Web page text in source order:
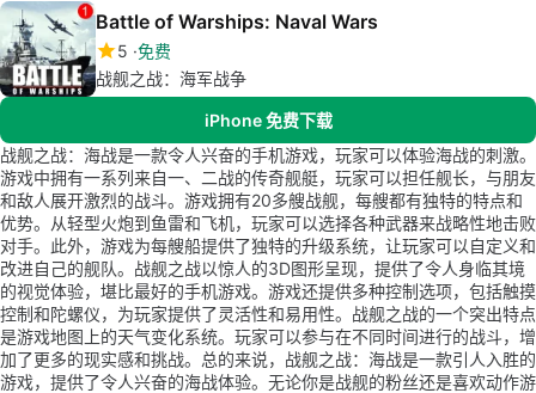
Battle of Warships: Naval Wars
5 免费
战舰之战：海军战争
iPhone 免费下载
战舰之战：海战是一款令人兴奋的手机游戏，玩家可以体验海战的刺激。
游戏中拥有一系列来自一、二战的传奇舰艇，玩家可以担任舰长，与朋友
和敌人展开激烈的战斗。游戏拥有20多艘战舰，每艘都有独特的特点和
优势。从轻型火炮到鱼雷和飞机，玩家可以选择各种武器来战略性地击败
对手。此外，游戏为每艘船提供了独特的升级系统，让玩家可以自定义和
改进自己的舰队。战舰之战以惊人的3D图形呈现，提供了令人身临其境
的视觉体验，堪比最好的手机游戏。游戏还提供多种控制选项，包括触摸
控制和陀螺仪，为玩家提供了灵活性和易用性。战舰之战的一个突出特点
是游戏地图上的天气变化系统。玩家可以参与在不同时间进行的战斗，增
加了更多的现实感和挑战。总的来说，战舰之战：海战是一款引人入胜的
游戏，提供了令人兴奋的海战体验。无论你是战舰的粉丝还是喜欢动作游